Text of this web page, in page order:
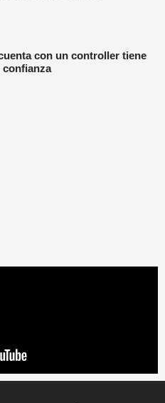
con un controller tiene